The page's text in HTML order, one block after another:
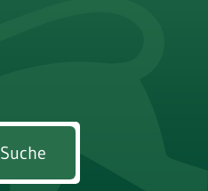
Suche